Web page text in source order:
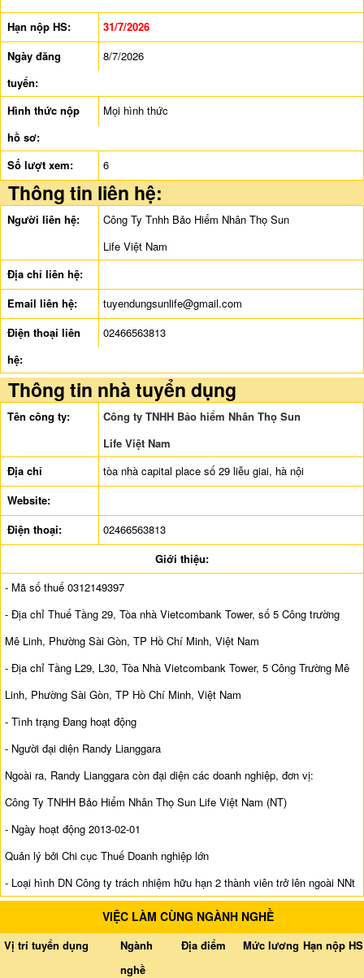
Hạn nộp HS:
31/7/2026
Ngày đăng
tuyển:
8/7/2026
Hình thức nộp
hồ sơ:
Mọi hình thức
Số lượt xem: 6
Thông tin liên hệ:
Người liên hệ:
Công Ty Tnhh Bảo Hiểm Nhân Thọ Sun
Life Việt Nam
Địa chỉ liên hệ:
Email liên hệ:
tuyendungsunlife@gmail.com
Điện thoại liên
hệ:
02466563813
Thông tin nhà tuyển dụng
Tên công ty:
Công ty TNHH Bảo hiểm Nhân Thọ Sun
Life Việt Nam
Địa chỉ
tòa nhà capital place số 29 liễu giai, hà nội
Website:
Điện thoại:
02466563813
Giới thiệu:
- Mã số thuế 0312149397
- Địa chỉ Thuế Tầng 29, Tòa nhà Vietcombank Tower, số 5 Công trường
Mê Linh, Phường Sài Gòn, TP Hồ Chí Minh, Việt Nam
- Địa chỉ Tầng L29, L30, Tòa Nhà Vietcombank Tower, 5 Công Trường Mê
Linh, Phường Sài Gòn, TP Hồ Chí Minh, Việt Nam
- Tình trạng Đang hoạt động
- Người đại diện Randy Lianggara
Ngoài ra, Randy Lianggara còn đại diện các doanh nghiệp, đơn vị:
Công Ty TNHH Bảo Hiểm Nhân Thọ Sun Life Việt Nam (NT)
- Ngày hoạt động 2013-02-01
Quản lý bởi Chi cục Thuế Doanh nghiệp lớn
- Loại hình DN Công ty trách nhiệm hữu hạn 2 thành viên trở lên ngoài NNt
VIỆC LÀM CÙNG NGÀNH NGHỀ
Vị trí tuyển dụng
Ngành
nghề
Địa điểm Mức lương Hạn nộp HS